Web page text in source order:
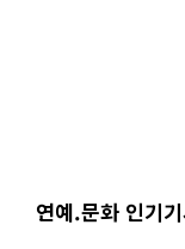
연예.문화 인기